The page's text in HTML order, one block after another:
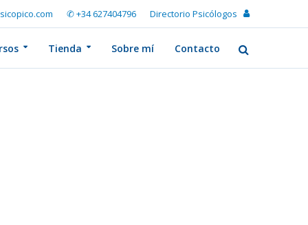
✆ +34 627404796 Directorio Psicólogos
Tienda Sobre mí Contacto